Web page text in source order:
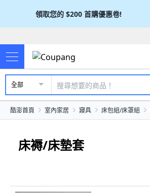
領取您的 $200 首購優惠卷!
全部
酷澎首頁 室內家居 寢具 床包組/床罩組
床褥/床墊套